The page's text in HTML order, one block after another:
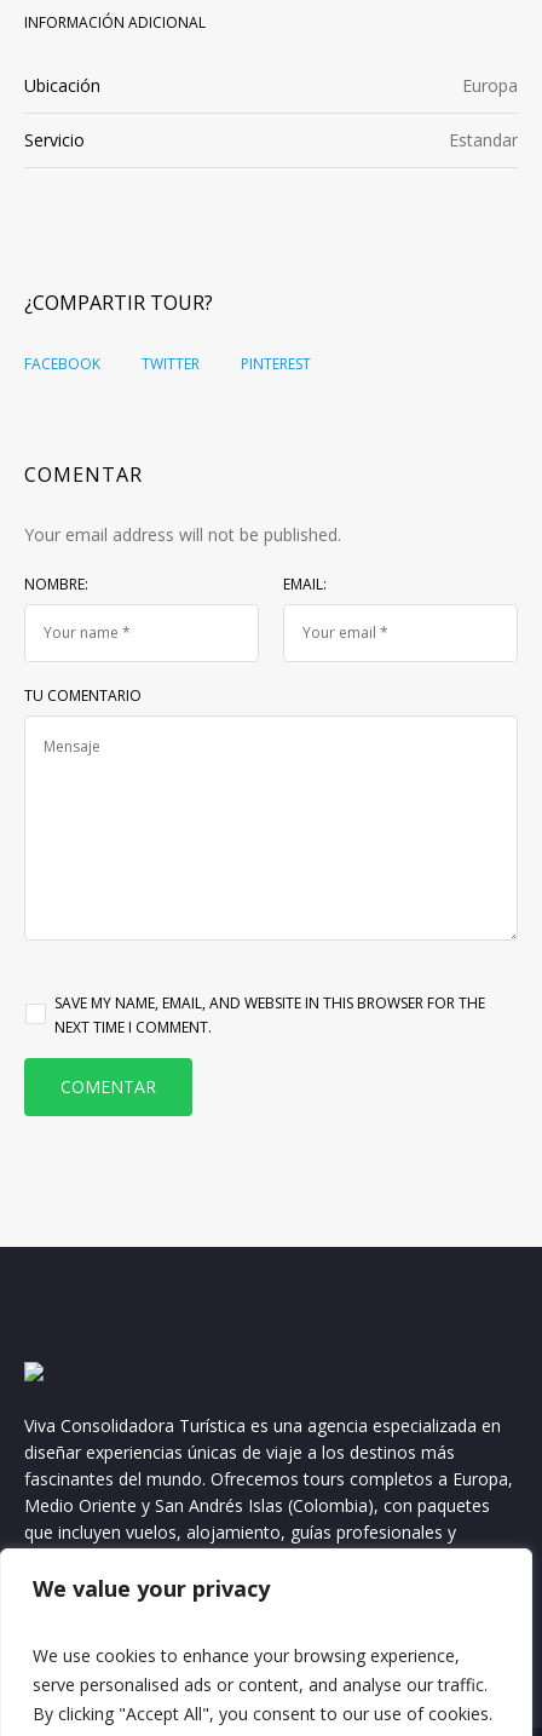
We value your privacy
We use cookies to enhance your browsing experience,
serve personalised ads or content, and analyse our traffic.
By clicking "Accept All", you consent to our use of cookies.
INFORMACIÓN ADICIONAL
Ubicación Europa
Servicio Estandar
¿COMPARTIR TOUR?
FACEBOOK TWITTER PINTEREST
COMENTAR
Your email address will not be published.
NOMBRE: EMAIL:
TU COMENTARIO
SAVE MY NAME, EMAIL, AND WEBSITE IN THIS BROWSER FOR THE
NEXT TIME I COMMENT.
Viva Consolidadora Turística es una agencia especializada en
diseñar experiencias únicas de viaje a los destinos más
fascinantes del mundo. Ofrecemos tours completos a Europa,
Medio Oriente y San Andrés Islas (Colombia), con paquetes
que incluyen vuelos, alojamiento, guías profesionales y
comodidad, seguridad y recuerdos que durarán toda la vida.